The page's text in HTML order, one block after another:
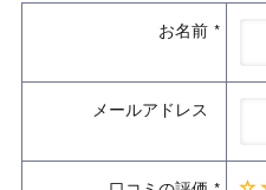
お名前
メールアドレス